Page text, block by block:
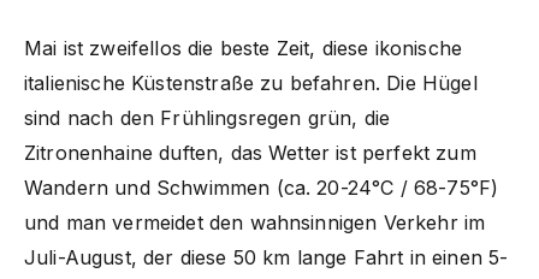
Mai ist zweifellos die beste Zeit, diese ikonische
italienische Küstenstraße zu befahren. Die Hügel
sind nach den Frühlingsregen grün, die
Zitronenhaine duften, das Wetter ist perfekt zum
Wandern und Schwimmen (ca. 20-24°C / 68-75°F)
und man vermeidet den wahnsinnigen Verkehr im
Juli-August, der diese 50 km lange Fahrt in einen 5-